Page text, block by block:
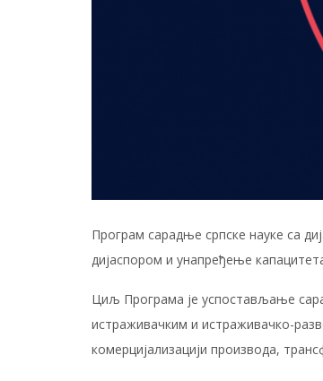
Програм сарадње српске науке са
дијаспором и унапређење
Циљ Програма је успостављање
истраживачким и истраживачко-
комерцијализацији производа,